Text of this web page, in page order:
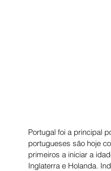
Portugal foi a principal
portugueses são hoje
primeiros a iniciar a
Inglaterra e Holanda.